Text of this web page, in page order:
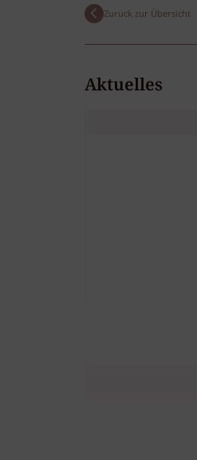
Zurück zur Übersicht
Aktuelles